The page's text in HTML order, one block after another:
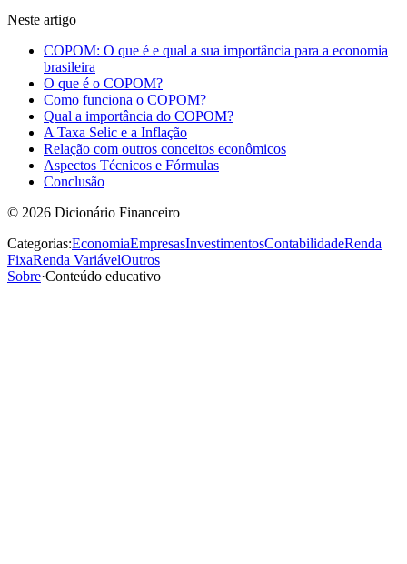
Neste artigo
COPOM: O que é e qual a sua importância para a economia
brasileira
O que é o COPOM?
Como funciona o COPOM?
Qual a importância do COPOM?
A Taxa Selic e a Inflação
Relação com outros conceitos econômicos
Aspectos Técnicos e Fórmulas
Conclusão
© 2026 Dicionário Financeiro
Categorias:EconomiaEmpresasInvestimentosContabilidadeRenda
FixaRenda VariávelOutros
Sobre·Conteúdo educativo